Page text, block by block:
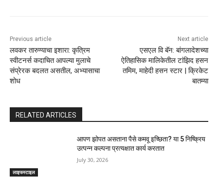
Previous article
लवकर तारुण्याचा इशारा: कृत्रिम
स्वीटनर्स कदाचित आपल्या मुलाचे
संप्रेरक बदलत असतील, अभ्यासाचा
शोध
Next article
एसएल वि बॅन: बांगलादेशच्या
ऐतिहासिक मालिकेतील टांझिद हसन
तमिम, माहेदी हसन स्टार | क्रिकेट
बातम्या
RELATED ARTICLES
लाइफस्टाइल
आपण झोपत असताना पैसे कमवू इच्छिता? या 5 निष्क्रिय
उत्पन्न कल्पना प्रत्यक्षात कार्य करतात
July 30, 2026